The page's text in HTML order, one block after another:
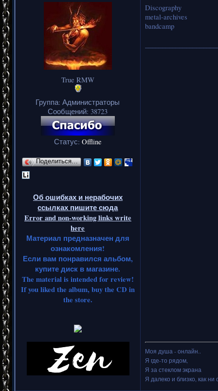
True RMW
Группа: Администраторы
Сообщений: 38723
Статус: Offline
Поделиться…
Об ошибках и нерабочих
ссылках пишите сюда
Error and non-working links write
here
Материал предназначен для
ознакомления!
Если вам понравился альбом,
купите диск в магазине.
The material is intended for review!
If you liked the album, buy the CD in
the store.
Discography
metal-archives
bandcamp
Моя душа - онлайн..
Я где-то рядом,
Я за стеклом экрана
Я далеко и близко, как ни